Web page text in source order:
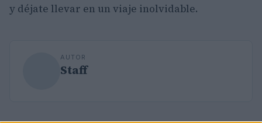
y déjate llevar en un viaje inolvidable.
AUTOR
Staff